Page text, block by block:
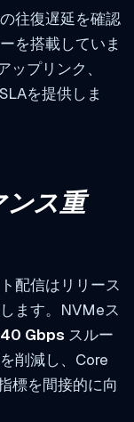
往復遅延を確認
を搭載していま
ップリンク、
を提供しま
ンス重
配信はリリース
ます。NVMeス
40 Gbps スルー
削減し、Core
標を間接的に向